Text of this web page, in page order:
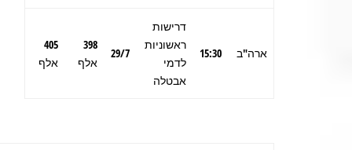
ארה"ב 15:30
דרישות
ראשוניות
לדמי
אבטלה
29/7
398
אלף
405
אלף